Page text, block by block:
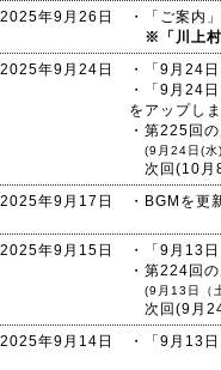
2025年9月26日
・「ご案内
※「川上村
2025年9月24日
・「9月24
・「9月24
をアップしま
・第225回
(9月24日(水
次回(10月8
2025年9月17日
・BGMを更
2025年9月15日
・「9月13
・第224回
(9月13日（
次回(9月24
2025年9月14日
・「9月13